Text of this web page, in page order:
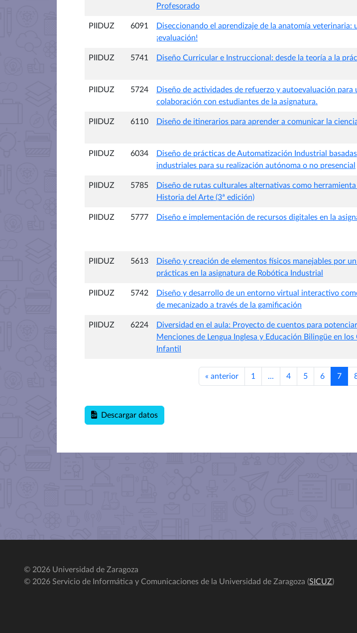
Profesorado
PIIDUZ 6091
Diseccionando el aprendizaje de la anatomía
¡evaluación!
PIIDUZ 5741 Diseño Curricular e Instruccional: desde la teoría a la
PIIDUZ 5724
Diseño de actividades de refuerzo y autoevaluación
colaboración con estudiantes de la asignatura.
PIIDUZ 6110 Diseño de itinerarios para aprender a comunicar la
PIIDUZ 6034
Diseño de prácticas de Automatización Industrial
industriales para su realización autónoma o no presencial
PIIDUZ 5785
Diseño de rutas culturales alternativas como
Historia del Arte (3ª edición)
PIIDUZ 5777 Diseño e implementación de recursos digitales en la
PIIDUZ 5613
Diseño y creación de elementos físicos manejables por
prácticas en la asignatura de Robótica Industrial
PIIDUZ 5742
Diseño y desarrollo de un entorno virtual interactivo
de mecanizado a través de la gamificación
PIIDUZ 6224
Diversidad en el aula: Proyecto de cuentos para
Menciones de Lengua Inglesa y Educación Bilingüe en
Infantil
« anterior 1 ... 4 5 6 7
Descargar datos
© 2026 Universidad de Zaragoza
© 2026 Servicio de Informática y Comunicaciones de la Universidad de Zaragoza (SICUZ)